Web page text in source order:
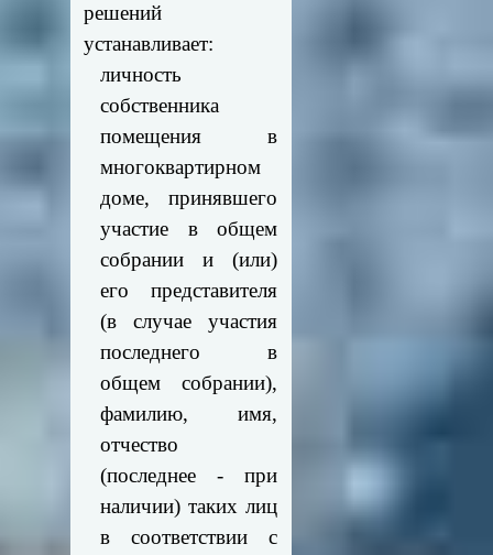
решений
устанавливает:
личность
собственника
помещения в
многоквартирном
доме, принявшего
участие в общем
собрании и (или)
его представителя
(в случае участия
последнего в
общем собрании),
фамилию, имя,
отчество
(последнее - при
наличии) таких лиц
в соответствии с